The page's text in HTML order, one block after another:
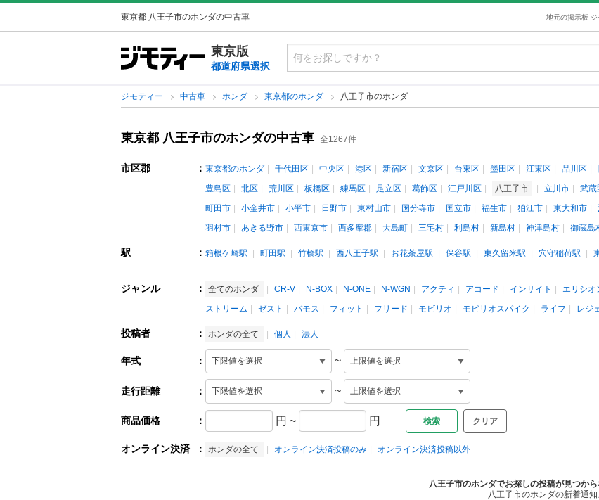
東京都 八王子市のホンダの中古車 地元の掲示板 ジ
東京版
都道府県選択
ジモティー 中古車 ホンダ 東京都のホンダ 八王子市のホンダ
東京都 八王子市のホンダの中古車 全1267件
市区郡 ： 東京都のホンダ 千代田区 中央区 港区 新宿区 文京区 台東区 墨田区 江東区 品川区
豊島区
北区 荒川区 板橋区 練馬区 足立区 葛飾区 江戸川区 八王子市 立川市 武蔵
町田市
小金井市 小平市 日野市 東村山市 国分寺市 国立市 福生市 狛江市 東大和市
羽村市
あきる野市 西東京市 西多摩郡 大島町 三宅村 利島村 新島村 神津島村 御蔵島
駅 ： 箱根ケ崎駅 町田駅 竹橋駅 西八王子駅 お花茶屋駅 保谷駅 東久留米駅 穴守稲荷駅
ジャンル ： 全てのホンダ CR-V N-BOX N-ONE N-WGN アクティ アコード インサイト エリシオ
ストリーム
ゼスト バモス フィット フリード モビリオ モビリオスパイク ライフ レジ
投稿者 ： ホンダの全て 個人 法人
年式 ： ~
走行距離 ： ~
商品価格 ： 円 ~ 円 クリア
オンライン決済 ： ホンダの全て オンライン決済投稿のみ オンライン決済投稿以外
八王子市のホンダでお探しの投稿が見つか
八王子市のホンダの新着通